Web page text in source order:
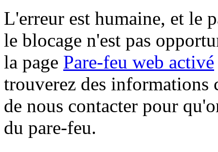
L'erreur est humaine, et le
le blocage n'est pas
la page Pare-feu web activé
trouverez des informations
de nous contacter pour
du pare-feu.